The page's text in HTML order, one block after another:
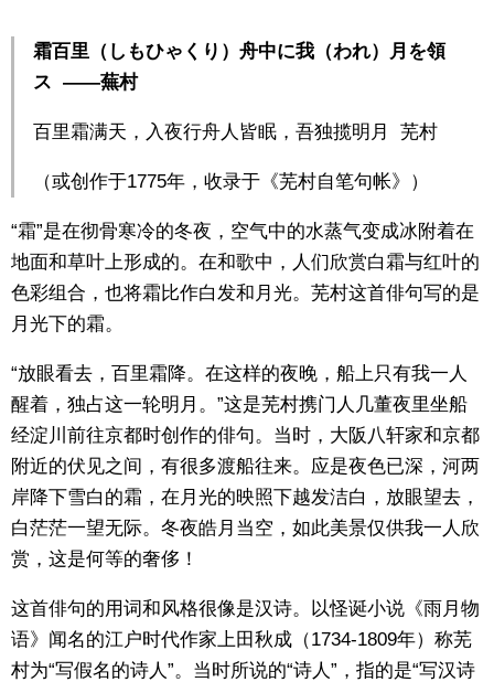
人物访谈
编辑部通知
SNS
霜百里（しもひゃくり）舟中に我（われ）月を領
ス ——蕪村
百里霜满天，入夜行舟人皆眠，吾独揽明月 芜村
（或创作于1775年，收录于《芜村自笔句帐》）
“霜”是在彻骨寒冷的冬夜，空气中的水蒸气变成冰附着在
地面和草叶上形成的。在和歌中，人们欣赏白霜与红叶的
色彩组合，也将霜比作白发和月光。芜村这首俳句写的是
月光下的霜。
“放眼看去，百里霜降。在这样的夜晚，船上只有我一人
醒着，独占这一轮明月。”这是芜村携门人几董夜里坐船
经淀川前往京都时创作的俳句。当时，大阪八轩家和京都
附近的伏见之间，有很多渡船往来。应是夜色已深，河两
岸降下雪白的霜，在月光的映照下越发洁白，放眼望去，
白茫茫一望无际。冬夜皓月当空，如此美景仅供我一人欣
赏，这是何等的奢侈！
这首俳句的用词和风格很像是汉诗。以怪诞小说《雨月物
语》闻名的江户时代作家上田秋成（1734-1809年）称芜
村为“写假名的诗人”。当时所说的“诗人”，指的是“写汉诗